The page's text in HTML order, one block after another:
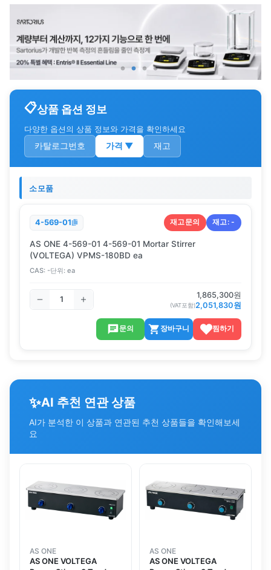
상품 옵션 정보
다양한 옵션의 상품 정보와 가격을 확인하세요
카탈로그번호 가격 ▼ 재고
소모품
4-569-01 재고문의 재고:-
AS ONE 4-569-01 4-569-01 Mortar Stirrer
(VOLTEGA) VPMS-180BD ea
CAS: -단위: ea
1,865,300원
(VAT포함)2,051,830원
문의 장바구니 찜하기
✨AI 추천 연관 상품
AI가 분석한 이 상품과 연관된 추천 상품들을 확인해보세
요
AS ONE
AS ONE VOLTEGA
AS ONE
AS ONE VOLTEGA